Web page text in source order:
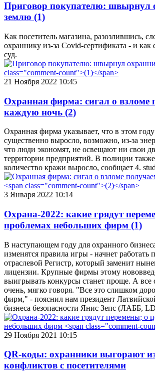
Приговор покупателю: швырнул
землю (1)
Как посетитель магазина, разозлившись,
охраннику из-за Covid-сертификата - и как
суд.
21 Ноября 2022 10:45
Охранная фирма: сигал о взломе
каждую ночь (2)
Охранная фирма указывает, что в этом
существенно выросло, возможно, из-за
что люди экономят, не освещают ни свои
территории предприятий. В полиции
количество кражи выросло, сообщает 4.
3 Января 2022 10:14
Охрана-2022: какие грядут
проблемах небольших фирм (1)
В наступающем году для охранного
изменятся правила игры - начнет работать
отраслевой Регистр, который заменит
лицензии. Крупные фирмы этому
выигрывать конкурсы станет проще. А все
очень, мягко говоря. "Все это слишком
фирм," - пояснил нам президент
бизнеса безопасности Янис Зепс (ЛАББ,
29 Ноября 2021 10:15
QR-коды: охранники выгорают
конфликтов с посетителями